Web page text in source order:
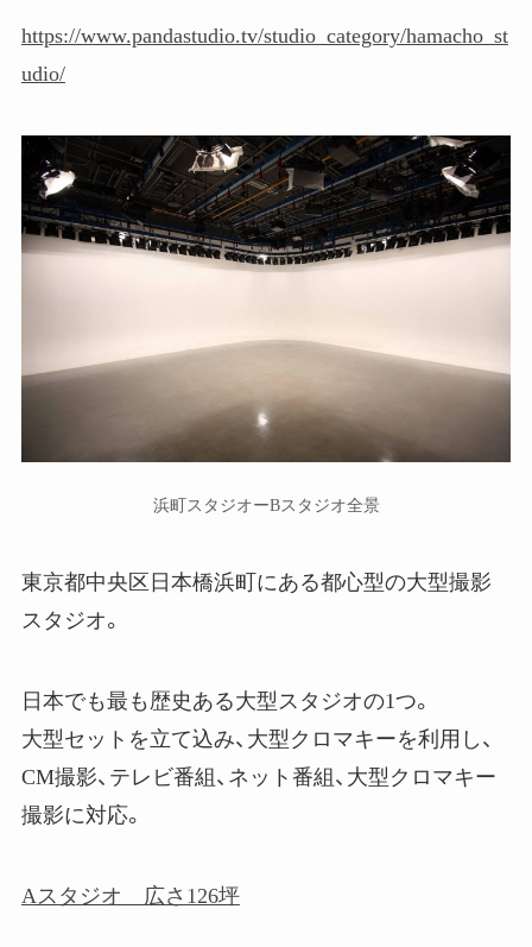
https://www.pandastudio.tv/studio_category/hamacho_st
udio/
浜町スタジオーBスタジオ全景
東京都中央区日本橋浜町にある都心型の大型撮影
スタジオ。
日本でも最も歴史ある大型スタジオの1つ。
大型セットを立て込み、大型クロマキーを利用し、
CM撮影、テレビ番組、ネット番組、大型クロマキー
撮影に対応。
Aスタジオ 広さ126坪